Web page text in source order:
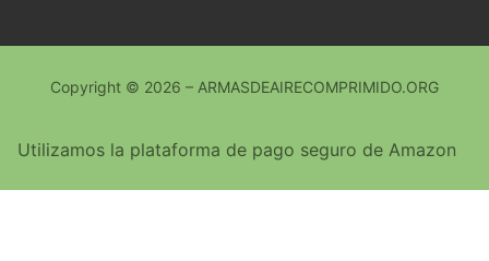
Copyright © 2026 – ARMASDEAIRECOMPRIMIDO.ORG
Utilizamos la plataforma de pago seguro de Amazon